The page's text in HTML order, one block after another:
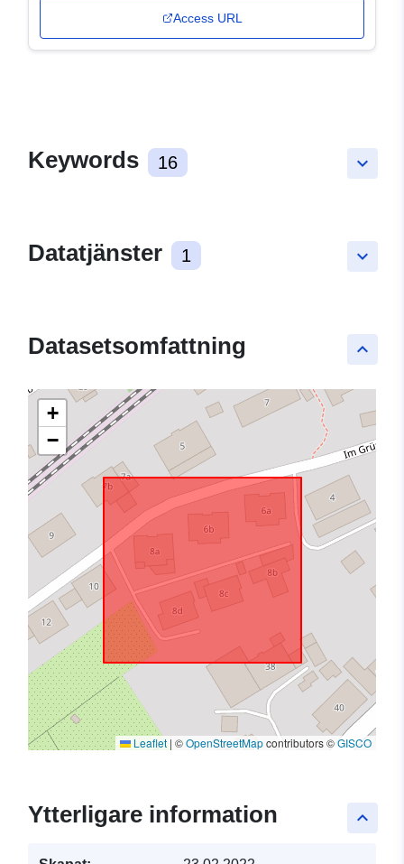
Access URL
keyboard_arrow_down
Keywords 16
keyboard_arrow_down
Datatjänster 1
keyboard_arrow_up
Datasetsomfattning
+
−
Leaflet | ©OpenStreetMapcontributors ©GISCO
keyboard_arrow_up
Ytterligare information